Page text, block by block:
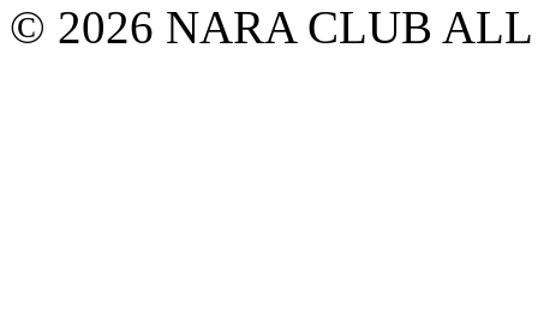
© 2026 NARA CLUB ALL